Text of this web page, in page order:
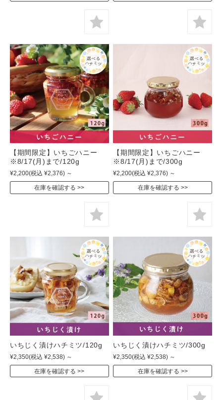
【期間限定】いちごハニー
※8/17(月)まで/120g
¥2,200(税込 ¥2,376) ～
在庫を確認する
【期間限定】いちごハニー
※8/17(月)まで/300g
¥2,200(税込 ¥2,376) ～
在庫を確認する
いちじく漬けハチミツ/120g
¥2,350(税込 ¥2,538) ～
在庫を確認する
いちじく漬けハチミツ/300g
¥2,350(税込 ¥2,538) ～
在庫を確認する